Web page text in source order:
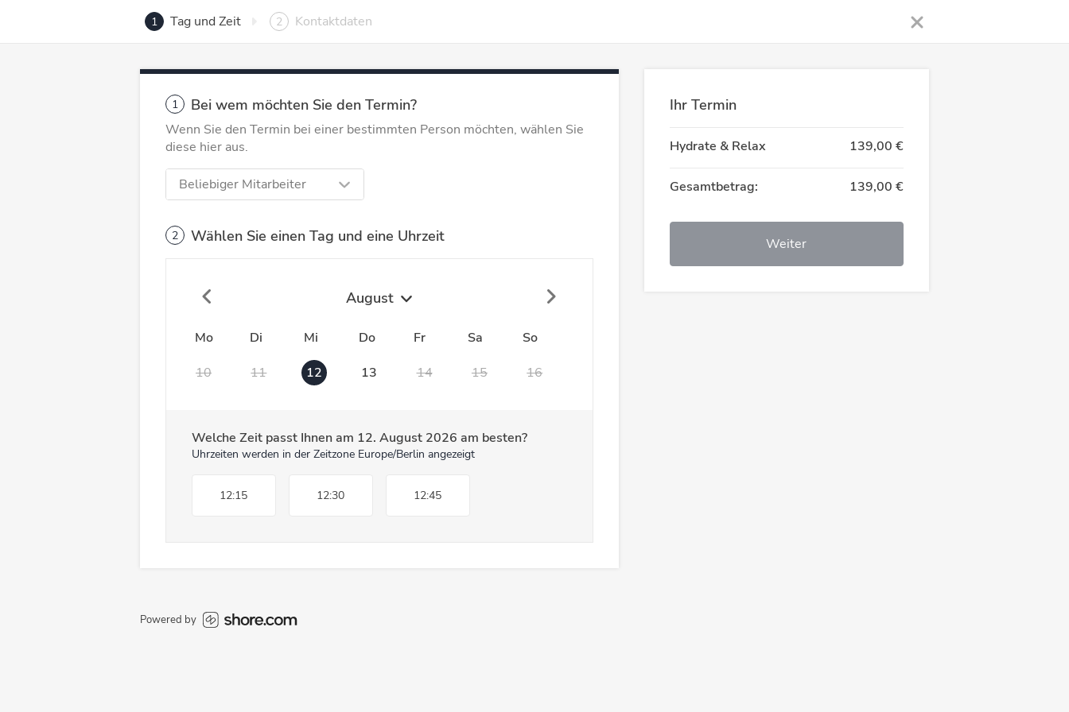
1 Tag und Zeit 2 Kontaktdaten
1 Bei wem möchten Sie den Termin?
Wenn Sie den Termin bei einer bestimmten Person möchten, wählen Sie
diese hier aus.
Beliebiger Mitarbeiter
2 Wählen Sie einen Tag und eine Uhrzeit
August
Mo Di Mi Do Fr Sa
So
10
11 12 13 14 15 16
Welche Zeit passt Ihnen am 12. August 2026 am besten?
Uhrzeiten werden in der Zeitzone Europe/Berlin angezeigt
12:15 12:30 12:45
Ihr Termin
Hydrate & Relax 139,00 €
Gesamtbetrag: 139,00 €
Weiter
Powered by